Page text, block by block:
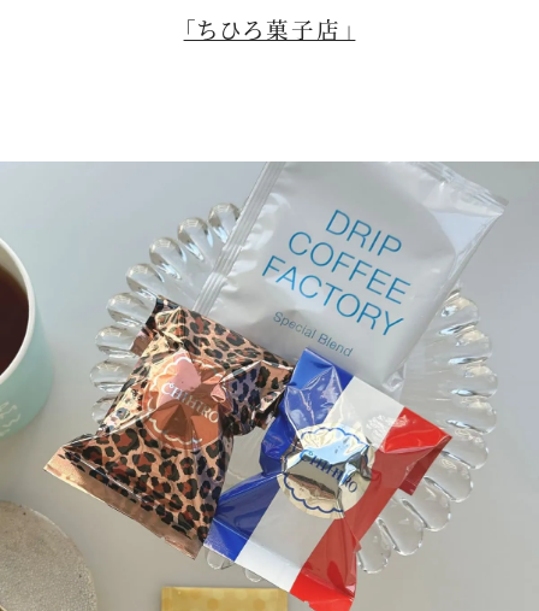
「ちひろ菓子店」